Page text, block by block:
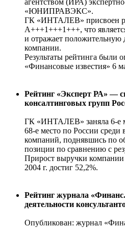
агентством (ИРА)
«ЮНИПРАВЭКС».
ГК «ИНТАЛЕВ» присвоен
А+++1+++1+++, что
и отражает положительную
компании.
Результаты рейтинга были
«Финансовые известия» 6
Рейтинг «Эксперт РА» —
консалтинговых групп
ГК «ИНТАЛЕВ» заняла 6-е
68-е место по России среди
компаний, поднявшись по
позиции по сравнению с
Прирост выручки
2004 г. достиг 52,2%.
Рейтинг журнала
деятельности
Опубликован: журнал